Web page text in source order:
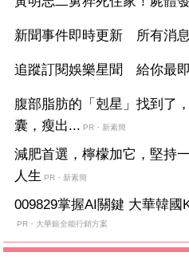
新聞事件即時更新 所有消息
追蹤訂閱娛樂星聞 給你最
腹部脂肪的「剋星」找到了
囊，瘦出... PR・新素簡
減肥首選，檸檬加它，堅持
人生 PR・新素簡
009829掌握AI關鍵 大華韓國
PR・大華銀全能行銷方案